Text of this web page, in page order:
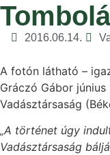
2016.06.14.
A fotón látható –
Gráczó Gábor
Vadásztársaság
„A történet úgy
Vadásztársaság